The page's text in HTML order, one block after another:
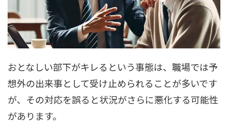
おとなしい部下がキレるという事態は、職場では予
想外の出来事として受け止められることが多いです
が、その対応を誤ると状況がさらに悪化する可能性
があります。